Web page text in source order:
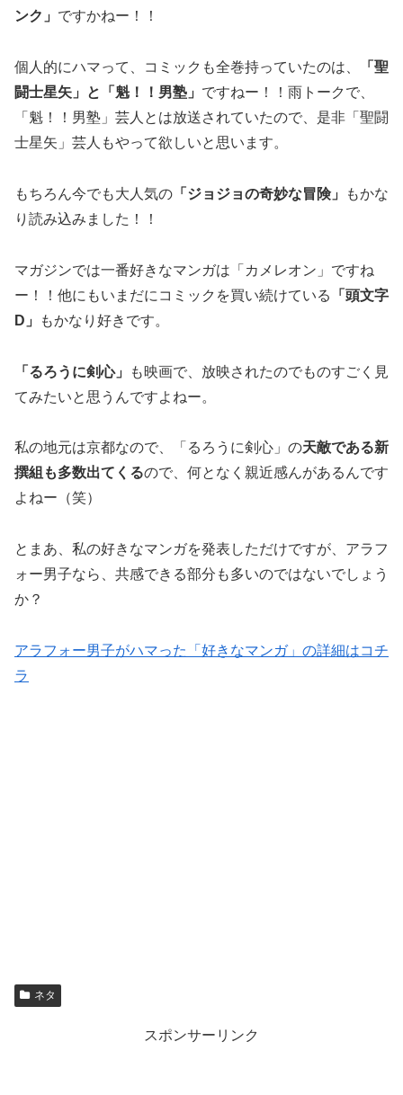
ンク」 ですかねー！！
個人的にハマって、コミックも全巻持っていたのは、
「聖
闘士星矢」と「魁！！男塾」 ですねー！！雨トークで、
「魁！！男塾」芸人とは放送されていたので、是非「聖闘
士星矢」芸人もやって欲しいと思います。
もちろん今でも大人気の 「ジョジョの奇妙な冒険」
もかな
り読み込みました！！
マガジンでは一番好きなマンガは「カメレオン」ですね
ー！！他にもいまだにコミックを買い続けている
「頭文字
D」
もかなり好きです。
「るろうに剣心」
も映画で、放映されたのでものすごく見
てみたいと思うんですよねー。
私の地元は京都なので、「 るろうに剣心」の天敵である新
撰組も多数出てくるので、何となく親近感んがあるんです
よねー（笑）
とまあ、私の好きなマンガを発表しただけですが、アラフ
ォー男子なら、共感できる部分も多いのではないでしょう
か？
アラフォー男子がハマった「好きなマンガ」の詳細はコチ
ラ
ネタ
スポンサーリンク